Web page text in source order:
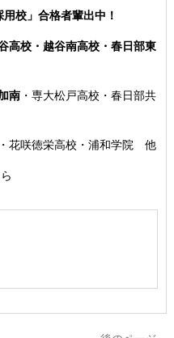
校」合格者輩出中！
高校・越谷南高校・春日部東
南・専大松戸高校 ・春日部共
花咲徳栄高校・浦和学院 他